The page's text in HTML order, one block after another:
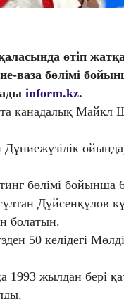
өтіп
ваза бөлімі
inform.kz.
канадалық Майкл
бөлімі бойынша
Дүйсенқұлов
болатын.
50 келідегі
жылдан бері